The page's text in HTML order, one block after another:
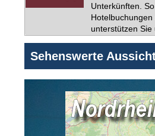
Unterkünften.
unterstützen Sie
Sehenswerte